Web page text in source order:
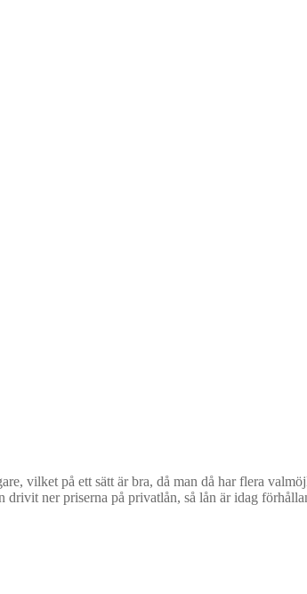
vilket på ett sätt är bra, då man då har flera
drivit ner priserna på privatlån, så lån är idag